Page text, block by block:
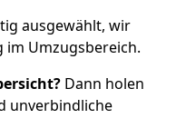
ausgewählt, wir
im Umzugsbereich.
Dann holen
unverbindliche